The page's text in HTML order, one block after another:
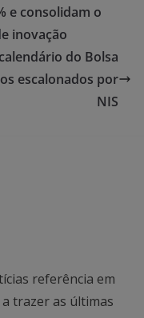
e consolidam o
inovação
do Bolsa
escalonados por
NIS
referência em
trazer as últimas